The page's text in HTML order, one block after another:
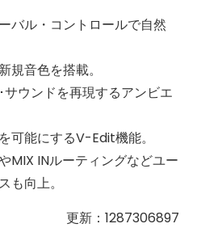
バル・コントロールで自然
規音色を搭載。
ウンドを再現するアンビエ
可能にするV-Edit機能。
MIX INルーティングなどユー
も向上。
更新：1287306897